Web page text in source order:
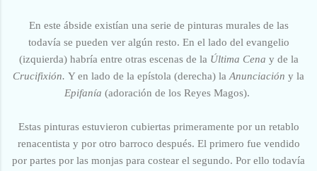
En este ábside existían una serie de pinturas murales de las
todavía se pueden ver algún resto. En el lado del evangelio
(izquierda) habría entre otras escenas de la Última Cena y de la
Crucifixión. Y en lado de la epístola (derecha) laAnunciación y la
Epifanía (adoración de los Reyes Magos).
Estas pinturas estuvieron cubiertas primeramente por un retablo
renacentista y por otro barroco después. El primero fue vendido
por partes por las monjas para costear el segundo. Por ello todavía